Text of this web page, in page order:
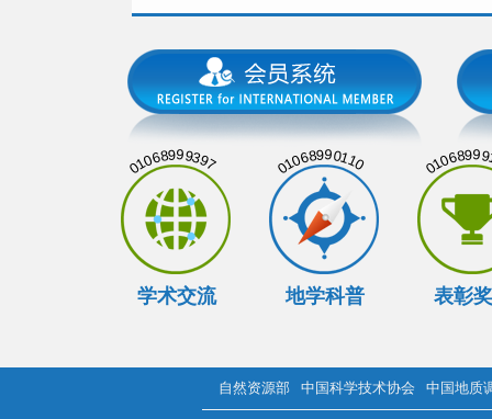
01068999397
学术交流
01068990110
地学科普 表彰
自然资源部 中国科学技术协会 中国地质